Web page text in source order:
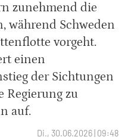
zunehmend die
während Schweden
vorgeht.
einen
der Sichtungen
Regierung zu
auf.
Di., 30.06.2026 | 09:48